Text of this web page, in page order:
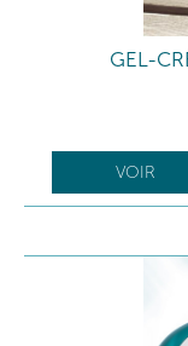
GEL-
VOIR